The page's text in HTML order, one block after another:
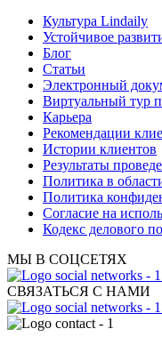
Культура Lindaily
Устойчивое
Блог
Статьи
Электронный
Виртуальный тур
Карьера
Рекомендации
Истории клиентов
Результаты
Политика в
Политика
Согласие на
Кодекс делового
МЫ В СОЦСЕТЯХ
СВЯЗАТЬСЯ С НАМИ